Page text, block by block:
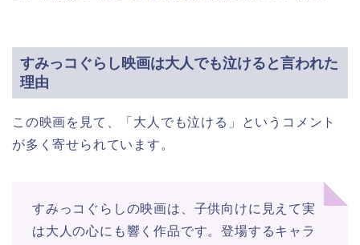
すみっコぐらし映画は大人でも泣けると言われた
理由
この映画を見て、「大人でも泣ける」というコメント
が多く寄せられています。
すみっコぐらしの映画は、子供向けに見えて実
は大人の心にも響く作品です。登場するキャラ